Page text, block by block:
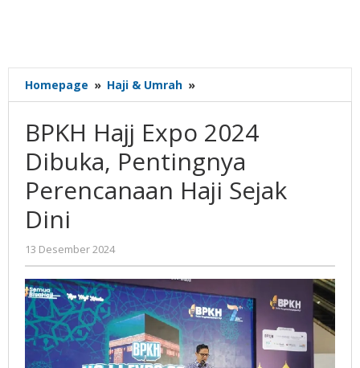
Homepage » Haji & Umrah »
Hajj
2024
Pentingnya
Perencanaan
Haji
BPKH Hajj Expo 2024
Dibuka, Pentingnya
Perencanaan Haji Sejak
Dini
13 Desember 2024
Gatot
Susanto